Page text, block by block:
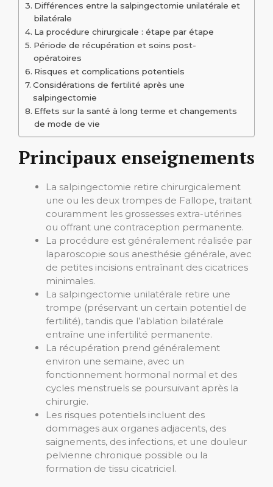
Différences entre la salpingectomie unilatérale et
bilatérale
La procédure chirurgicale : étape par étape
Période de récupération et soins post-
opératoires
Risques et complications potentiels
Considérations de fertilité après une
salpingectomie
Effets sur la santé à long terme et changements
de mode de vie
Principaux enseignements
La salpingectomie retire chirurgicalement
une ou les deux trompes de Fallope, traitant
couramment les grossesses extra-utérines
ou offrant une contraception permanente.
La procédure est généralement réalisée par
laparoscopie sous anesthésie générale, avec
de petites incisions entraînant des cicatrices
minimales.
La salpingectomie unilatérale retire une
trompe (préservant un certain potentiel de
fertilité), tandis que l’ablation bilatérale
entraîne une infertilité permanente.
La récupération prend généralement
environ une semaine, avec un
fonctionnement hormonal normal et des
cycles menstruels se poursuivant après la
chirurgie.
Les risques potentiels incluent des
dommages aux organes adjacents, des
saignements, des infections, et une douleur
pelvienne chronique possible ou la
formation de tissu cicatriciel.